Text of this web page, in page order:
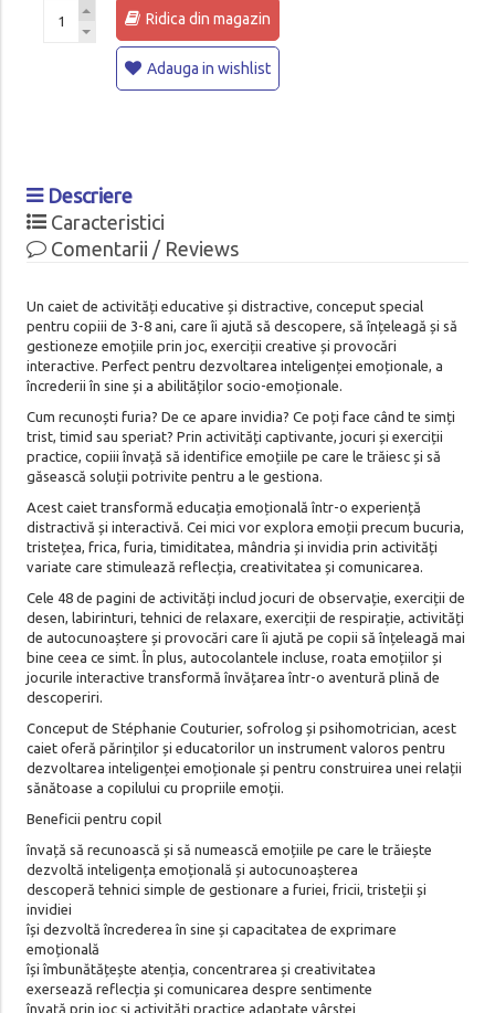
Ridica din magazin
Adauga in wishlist
Descriere
Caracteristici
Comentarii / Reviews
Un caiet de activități educative și distractive, conceput special
pentru copiii de 3-8 ani, care îi ajută să descopere, să înțeleagă și să
gestioneze emoțiile prin joc, exerciții creative și provocări
interactive. Perfect pentru dezvoltarea inteligenței emoționale, a
încrederii în sine și a abilităților socio-emoționale.
Cum recunoști furia? De ce apare invidia? Ce poți face când te simți
trist, timid sau speriat? Prin activități captivante, jocuri și exerciții
practice, copiii învață să identifice emoțiile pe care le trăiesc și să
găsească soluții potrivite pentru a le gestiona.
Acest caiet transformă educația emoțională într-o experiență
distractivă și interactivă. Cei mici vor explora emoții precum bucuria,
tristețea, frica, furia, timiditatea, mândria și invidia prin activități
variate care stimulează reflecția, creativitatea și comunicarea.
Cele 48 de pagini de activități includ jocuri de observație, exerciții de
desen, labirinturi, tehnici de relaxare, exerciții de respirație, activități
de autocunoaștere și provocări care îi ajută pe copii să înțeleagă mai
bine ceea ce simt. În plus, autocolantele incluse, roata emoțiilor și
jocurile interactive transformă învățarea într-o aventură plină de
descoperiri.
Conceput de Stéphanie Couturier, sofrolog și psihomotrician, acest
caiet oferă părinților și educatorilor un instrument valoros pentru
dezvoltarea inteligenței emoționale și pentru construirea unei relații
sănătoase a copilului cu propriile emoții.
Beneficii pentru copil
învață să recunoască și să numească emoțiile pe care le trăiește
dezvoltă inteligența emoțională și autocunoașterea
descoperă tehnici simple de gestionare a furiei, fricii, tristeții și
invidiei
își dezvoltă încrederea în sine și capacitatea de exprimare
emoțională
își îmbunătățește atenția, concentrarea și creativitatea
exersează reflecția și comunicarea despre sentimente
învață prin joc și activități practice adaptate vârstei